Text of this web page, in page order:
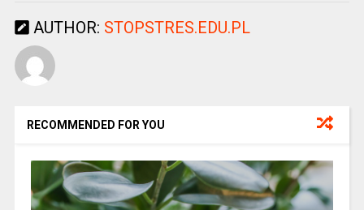
AUTHOR: STOPSTRES.EDU.PL
RECOMMENDED FOR YOU